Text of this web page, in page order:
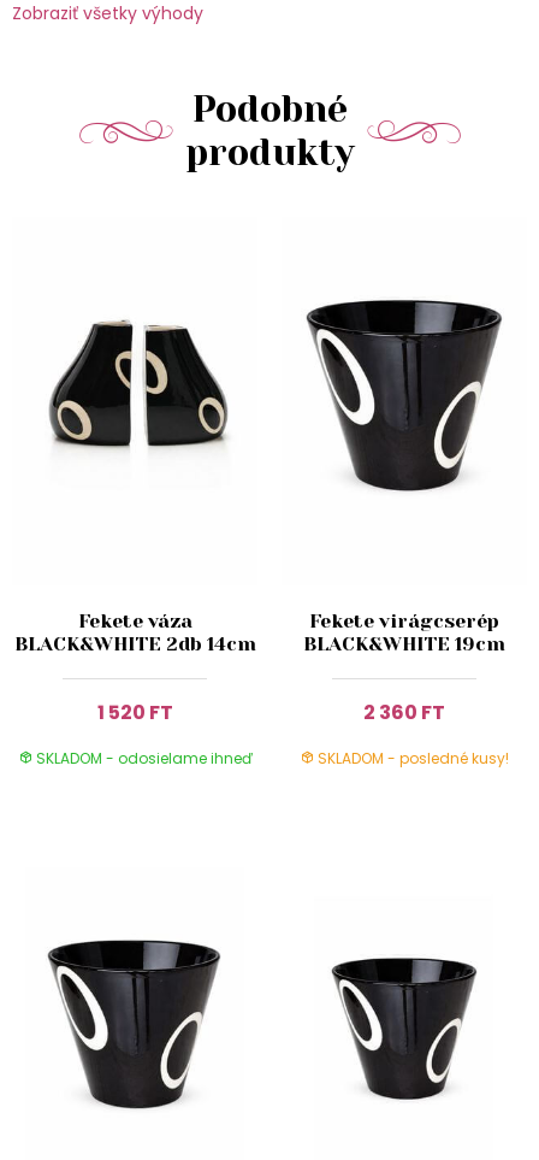
Zobraziť všetky výhody
Podobné
produkty
Fekete váza
BLACK&WHITE 2db 14cm
1 520 FT
SKLADOM - odosielame ihneď
Fekete virágcserép
BLACK&WHITE 19cm
2 360 FT
SKLADOM - posledné kusy!